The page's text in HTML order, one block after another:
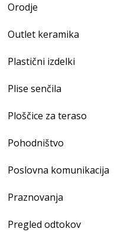
Orodje
Outlet keramika
Plastični izdelki
Plise senčila
Ploščice za teraso
Pohodništvo
Poslovna komunikacija
Praznovanja
Pregled odtokov